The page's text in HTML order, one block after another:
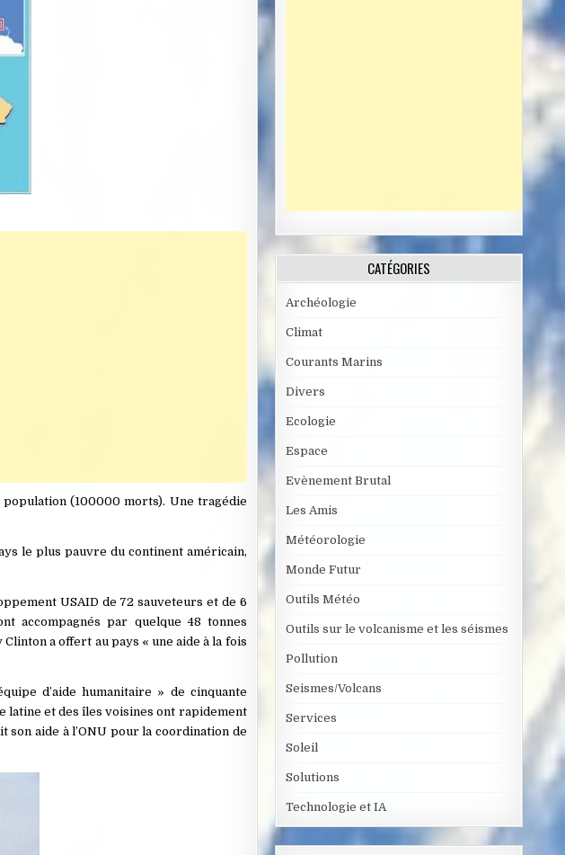
(100000 morts). Une tragédie
le plus pauvre du continent américain,
USAID de 72 sauveteurs et de 6
accompagnés par quelque 48 tonnes
a offert au pays « une aide à la fois
d’aide humanitaire » de cinquante
latine et des îles voisines ont rapidement
son aide à l’ONU pour la coordination de
CATÉGORIES
Archéologie
Climat
Courants Marins
Divers
Ecologie
Espace
Evènement Brutal
Les Amis
Météorologie
Monde Futur
Outils Météo
Outils sur le volcanisme et les séismes
Pollution
Seismes/Volcans
Services
Soleil
Solutions
Technologie et IA